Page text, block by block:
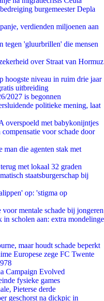
burgemeester Depla
verdienden miljoenen aan
'gluurbrillen' die mensen
over Straat van Hormuz
hoogste niveau in ruim drie jaar
uitbreiding
2027 is begonnen
politieke mening, laat
overspoeld met babykonijntjes
voor schade door
die agenten stak met
met lokaal 32 graden
staatsburgerschap bij
op: 'stigma op
mentale schade bij jongeren
scholen aan: extra mondelinge
maar houdt schade beperkt
Europese zege FC Twente
Campaign Evolved
fysieke games
Pieterse derde
geschorst na dickpic in